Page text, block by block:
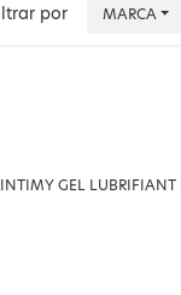
por MARCA